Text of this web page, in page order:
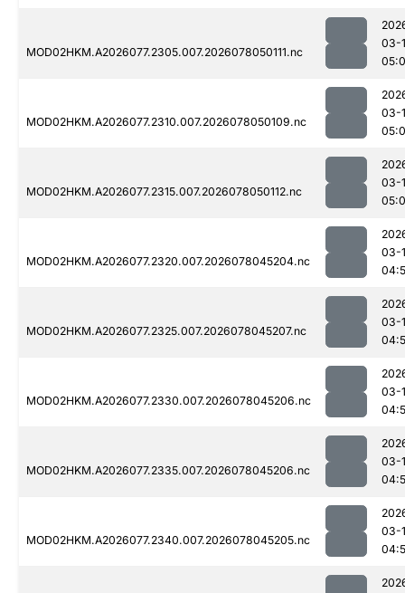
MOD02HKM.A2026077.2305.007.2026078050111.nc
03-
MOD02HKM.A2026077.2310.007.2026078050109.nc
03-
MOD02HKM.A2026077.2315.007.2026078050112.nc
03-
MOD02HKM.A2026077.2320.007.2026078045204.nc
03-
MOD02HKM.A2026077.2325.007.2026078045207.nc
03-
MOD02HKM.A2026077.2330.007.2026078045206.nc
03-
MOD02HKM.A2026077.2335.007.2026078045206.nc
03-
MOD02HKM.A2026077.2340.007.2026078045205.nc
03-